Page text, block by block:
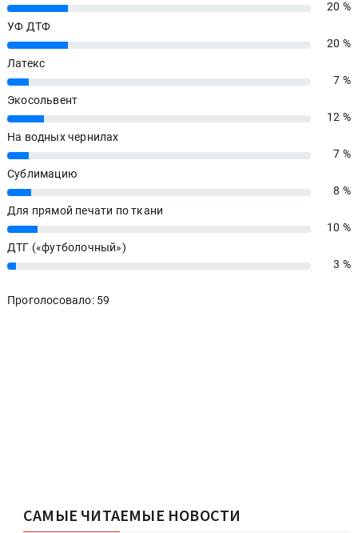
20%
20 %
УФ ДТФ
20%
20 %
Латекс
7%
7 %
Экосольвент
12%
12 %
На водных чернилах
7%
7 %
Сублимацию
8%
8 %
Для прямой печати по ткани
10%
10 %
ДТГ («футболочный»)
3% 3 %
Проголосовало: 59
САМЫЕ ЧИТАЕМЫЕ НОВОСТИ